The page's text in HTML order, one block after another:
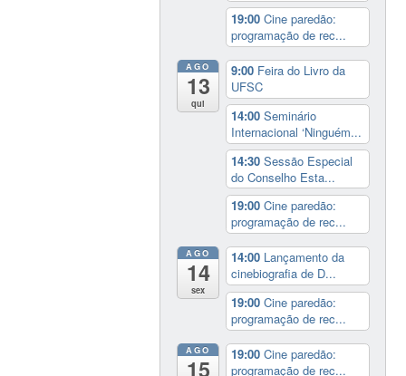
19:00Cine paredão:
programação de rec...
AGO
13
qui
9:00 Feira do Livro da
UFSC
14:00Seminário
Internacional ‘Ninguém...
14:30Sessão Especial
do Conselho Esta...
19:00Cine paredão:
programação de rec...
AGO
14
sex
14:00 Lançamento da
cinebiografia de D...
19:00Cine paredão:
programação de rec...
AGO
15
19:00Cine paredão:
programação de rec...